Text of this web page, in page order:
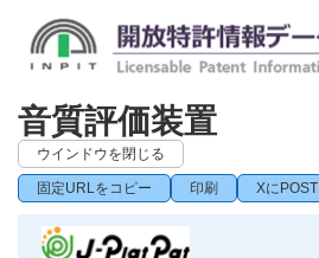
音質評価装置
ウインドウを閉じる
固定URLをコピー 印刷 XにPOST